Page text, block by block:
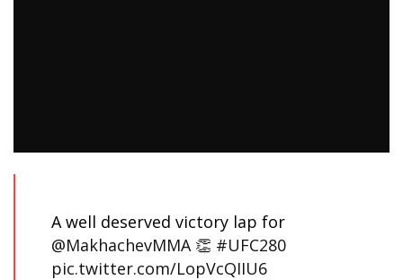
A well deserved victory lap for
@MakhachevMMA👏 #UFC280
pic.twitter.com/LopVcQIIU6